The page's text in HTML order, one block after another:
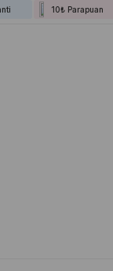
10₺ Parapuan